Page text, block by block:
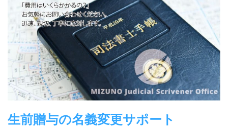
生前贈与の名義変更サポート